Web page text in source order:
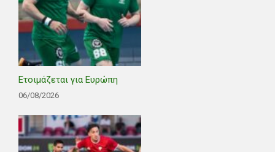
Ετοιμάζεται για Ευρώπη
06/08/2026